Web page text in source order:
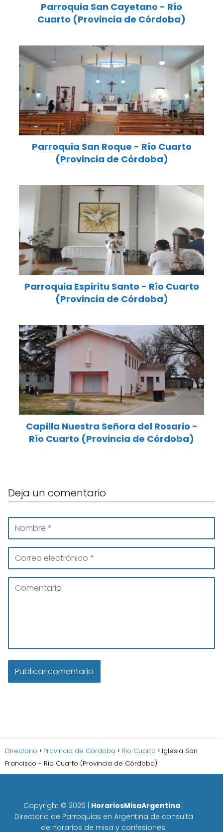
Parroquia San Cayetano - Río
Cuarto (Provincia de Córdoba)
Parroquia San Roque - Río Cuarto
(Provincia de Córdoba)
Parroquia Espiritu Santo - Río Cuarto
(Provincia de Córdoba)
Capilla Nuestra Señora del Rosario -
Río Cuarto (Provincia de Córdoba)
Deja un comentario
Directorio Provincia de Córdoba Río Cuarto
Iglesia San
Francisco - Río Cuarto (Provincia de Córdoba)
Copyright © 2026 HorariosMisaArgentina
Directorio de Parroquias en Argentina de consulta
de horarios de misa y confesiones.